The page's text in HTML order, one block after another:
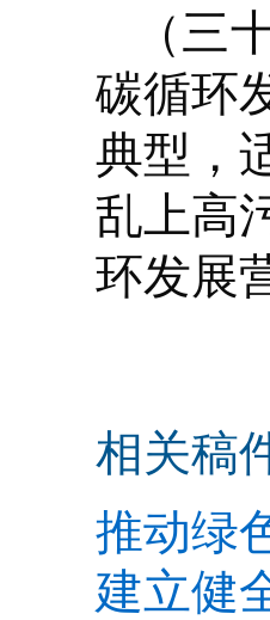
（三
碳循环
典型，
乱上高
环发展
相关稿
推动绿
建立健